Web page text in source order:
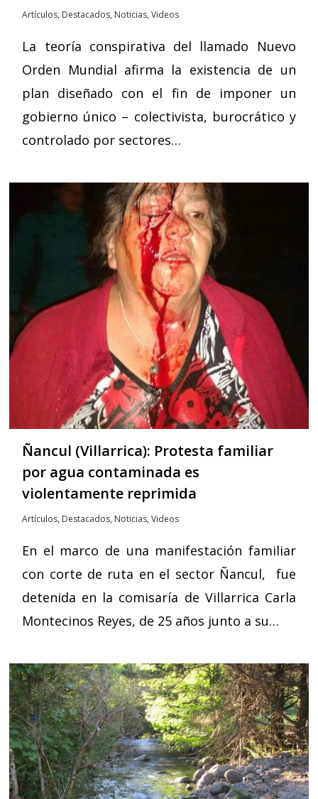
Artículos, Destacados, Noticias,Videos
La teoría conspirativa del llamado Nuevo
Orden Mundial afirma la existencia de un
plan diseñado con el fin de imponer un
gobierno único – colectivista, burocrático y
controlado por sectores…
Ñancul (Villarrica): Protesta familiar
por agua contaminada es
violentamente reprimida
Artículos, Destacados, Noticias,Videos
En el marco de una manifestación familiar
con corte de ruta en el sector Ñancul, fue
detenida en la comisaría de Villarrica Carla
Montecinos Reyes, de 25 años junto a su…